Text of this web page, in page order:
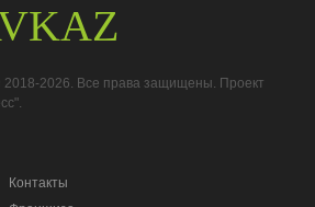
2018-2026. Все права защищены. Проект
Контакты